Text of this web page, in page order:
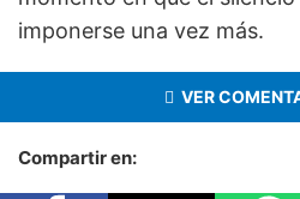
imponerse una vez más.
VER
Compartir en: